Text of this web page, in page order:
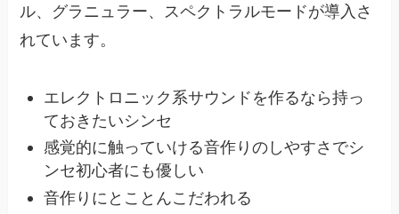
ル、グラニュラー、スペクトラルモードが導入さ
れています。
エレクトロニック系サウンドを作るなら持っ
ておきたいシンセ
感覚的に触っていける音作りのしやすさでシ
ンセ初心者にも優しい
音作りにとことんこだわれる